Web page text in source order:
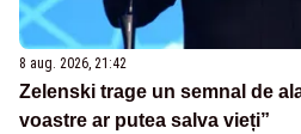
8 aug. 2026, 21:42
Zelenski trage un semnal de
voastre ar putea salva vieți”